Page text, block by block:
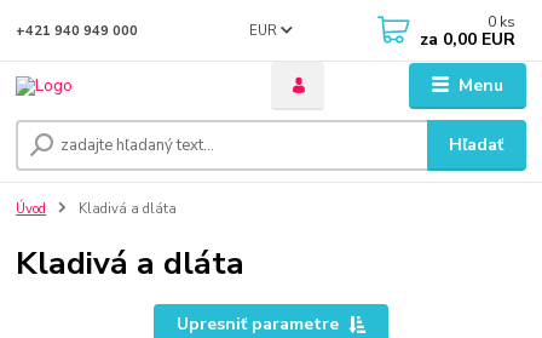
Menu
EUR
Hľadať
+421 940 949 000 0 ks
za 0,00 EUR
Úvod Kladivá a dláta
Kladivá a dláta
Upresniť parametre